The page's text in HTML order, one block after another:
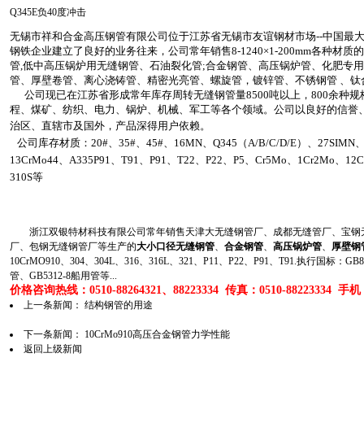
Q345E负40度冲击
无锡市祥和合金高压钢管有限公司位于江苏省无锡市友谊钢材市场--中国最
钢铁企业建立了良好的业务往来，公司常年销售8-1240×1-200mm各种材
管,低中高压锅炉用无缝钢管、石油裂化管;合金钢管、高压锅炉管、化肥专
管、厚壁卷管、离心浇铸管、精密光亮管、螺旋管，镀锌管、不锈钢管 、
公司现已在江苏省形成常年库存周转无缝钢管量8500吨以上，800余种
程、煤矿、纺织、电力、锅炉、机械、军工等各个领域。公司以良好的信
治区、直辖市及国外，产品深得用户依赖。
公司库存材质：20#、35#、45#、16MN、Q345（A/B/C/D/E）、27SIMN
13CrMo44、A335P91、T91、P91、T22、P22、P5、Cr5Mo、1Cr2Mo、
310S等
浙江双银特材科技有限公司常年销售天津大无缝钢管厂、成都无缝管厂、宝钢
厂、包钢无缝钢管厂等生产的大小口径无缝钢管、 合金钢管、 高压锅炉管、
厚壁钢
10CrMO910、304、304L、316、316L、321、P11、P22、P91、T91.执行国标：
管、GB5312-8船用管等...
价格咨询热线：0510-88264321、88223334 传真：0510-88223334 手机
上一条新闻： 结构钢管的用途
下一条新闻：
10CrMo910高压合金钢管力学性能
返回上级新闻